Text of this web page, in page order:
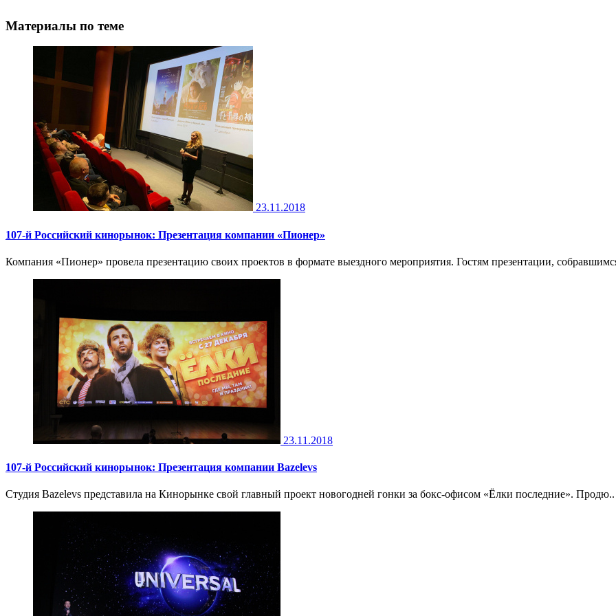
Материалы по теме
23.11.2018
107-й Российский кинорынок: Презентация компании «Пионер»
Компания «Пионер» провела презентацию своих проектов в формате выездного мероприятия. Гостям презентации,
23.11.2018
107-й Российский кинорынок: Презентация компании Bazelevs
Студия Bazelevs представила на Кинорынке свой главный проект новогодней гонки за бокс-офисом «Ёлки последние». Продю..